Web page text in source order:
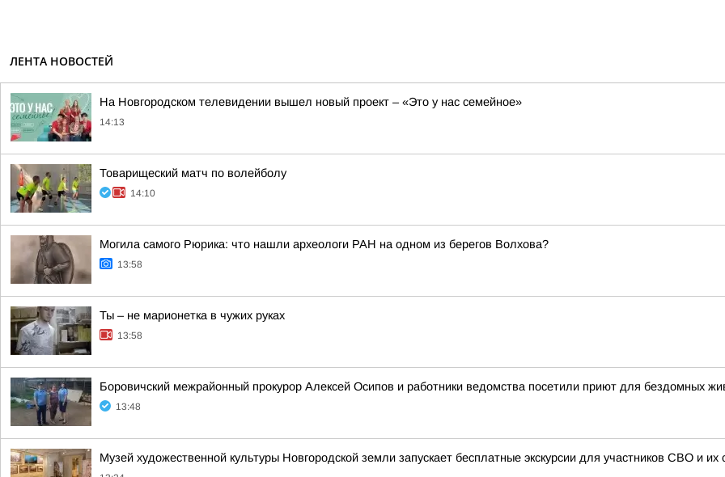
ЛЕНТА НОВОСТЕЙ
На Новгородском телевидении вышел новый проект – «Это у нас семейное»
14:13
Товарищеский матч по волейболу
14:10
Могила самого Рюрика: что нашли археологи РАН на одном из берегов Волхова?
13:58
Ты – не марионетка в чужих руках
13:58
Боровичский межрайонный прокурор Алексей Осипов и работники ведомства посетили приют для бездомных
13:48
Музей художественной культуры Новгородской земли запускает бесплатные экскурсии для участников СВО и их